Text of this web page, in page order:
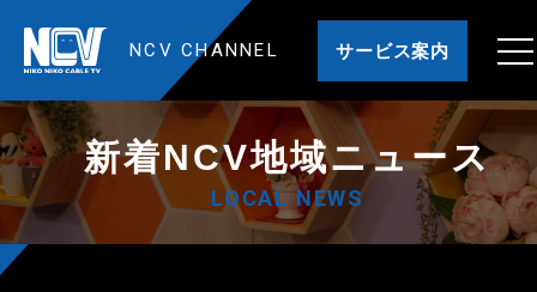
NCV CHANNEL サービス案内
新着NCV地域ニュース
LOCAL NEWS